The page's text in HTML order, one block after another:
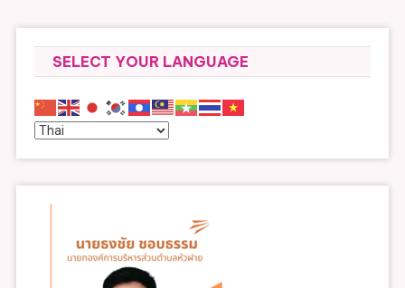
SELECT YOUR LANGUAGE